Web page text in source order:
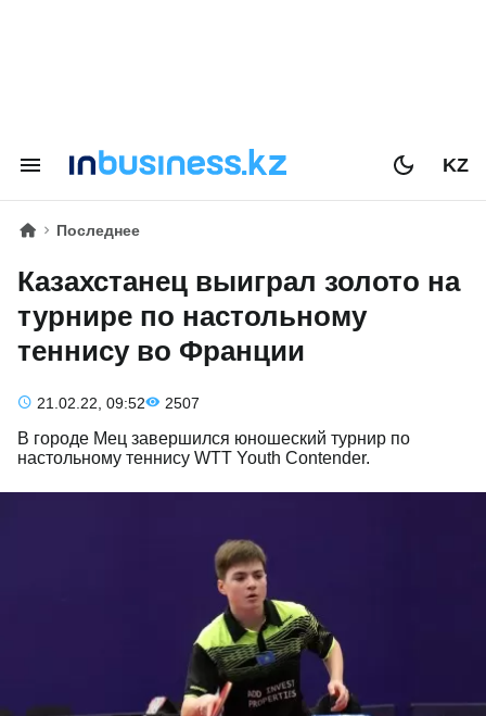
KZ
Последнее
Казахстанец выиграл золото на
турнире по настольному
теннису во Франции
21.02.22, 09:52 2507
В городе Мец завершился юношеский турнир по
настольному теннису WTT Youth Contender.